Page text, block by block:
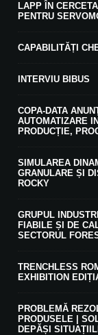
LAPP ÎN
PENTRU
CAPABILITĂȚI
INTERVIU BIBUS
COPA-DATA
AUTOMATIZARE
PRODUCȚIE,
SIMULAREA
GRANULARE ȘI
ROCKY
GRUPUL
FIABILE ȘI DE
SECTORUL
TRENCHLESS
EXHIBITION
PROBLEMĂ
PRODUSELE |
DEPĂȘI